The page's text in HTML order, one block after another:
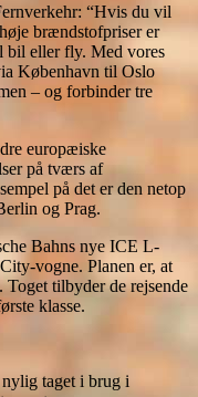
“Hvis du vil
brændstofpriser er
bil eller fly. Med vores
København til Oslo
– og forbinder tre
europæiske
på tværs af
på det er den netop
og Prag.
Bahns nye ICE L-
vogne. Planen er, at
Toget tilbyder de rejsende
klasse.
taget i brug i